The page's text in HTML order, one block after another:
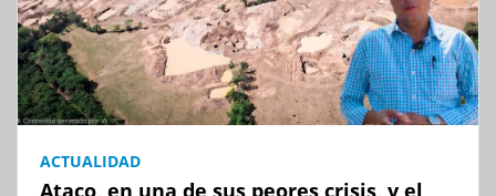
ACTUALIDAD
Ataco, en una de sus peores crisis, y el